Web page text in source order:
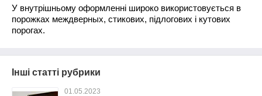
У внутрішньому оформленні широко використовується в
порожках междверных, стикових, підлогових і кутових
порогах.
Інші статті рубрики
01.05.2023